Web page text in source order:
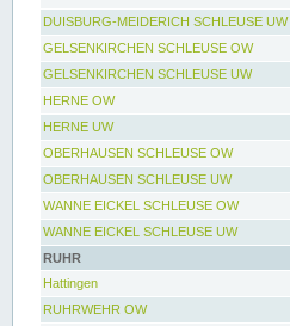
DUISBURG-MEIDERICH SCHLEUSE UW
GELSENKIRCHEN SCHLEUSE OW
GELSENKIRCHEN SCHLEUSE UW
HERNE OW
HERNE UW
OBERHAUSEN SCHLEUSE OW
OBERHAUSEN SCHLEUSE UW
WANNE EICKEL SCHLEUSE OW
WANNE EICKEL SCHLEUSE UW
RUHR
Hattingen
RUHRWEHR OW